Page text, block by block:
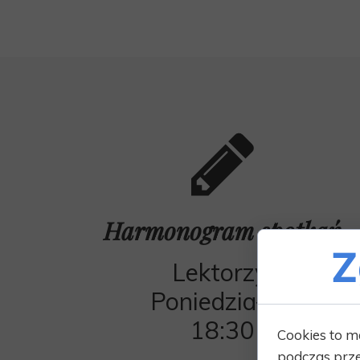
Harmonogram spotkań
Lektorzy:
Poniedziałek
18:30
Cookies to
podczas